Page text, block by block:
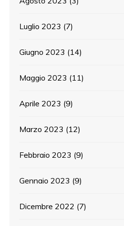
Luglio 2023 (7)
Giugno 2023 (14)
Maggio 2023 (11)
Aprile 2023 (9)
Marzo 2023 (12)
Febbraio 2023 (9)
Gennaio 2023 (9)
Dicembre 2022 (7)